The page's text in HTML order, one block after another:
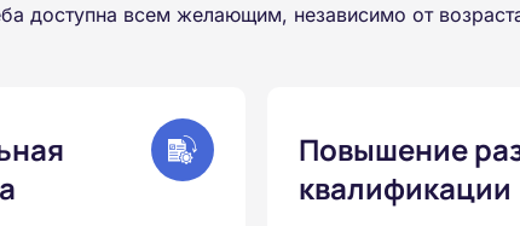
доступна всем желающим, независимо от
Повышение
квалификации